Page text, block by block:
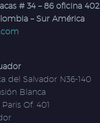
# 34 – 86 oficina 402
– Sur América
del Salvador N36-140
Blanca
Of. 401